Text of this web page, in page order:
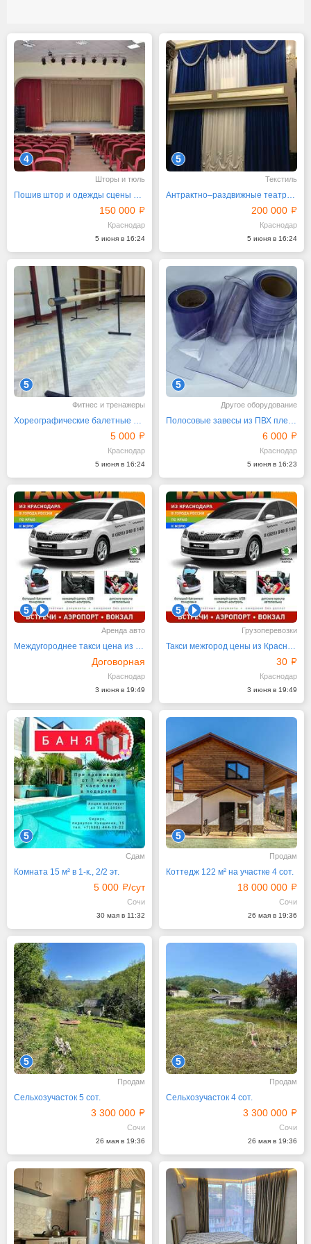
4
Шторы и тюль
Пошив штор и одежды сцены для бюджетных организаций
150 000
Краснодар
5 июня в 16:24
5
Текстиль
Антрактно–раздвижные театральные шторы
200 000
Краснодар
5 июня в 16:24
5
Фитнес и тренажеры
Хореографические балетные станки
5 000
Краснодар
5 июня в 16:24
5
Другое оборудование
Полосовые завесы из ПВХ пленки для дверных проемов
6 000
Краснодар
5 июня в 16:23
5 1
Аренда авто
Междугороднее такси цена из Краснодара трансфер
Договорная
Краснодар
3 июня в 19:49
5 1
Грузоперевозки
Такси межгород цены из Краснодара в города России
30
Краснодар
3 июня в 19:49
5
Сдам
Комната 15 м² в 1-к., 2/2 эт.
5 000 /сут
Сочи
30 мая в 11:32
5
Продам
Коттедж 122 м² на участке 4 сот.
18 000 000
Сочи
26 мая в 19:36
5
Продам
Сельхозучасток 5 сот.
3 300 000
Сочи
26 мая в 19:36
5
Продам
Сельхозучасток 4 сот.
3 300 000
Сочи
26 мая в 19:36